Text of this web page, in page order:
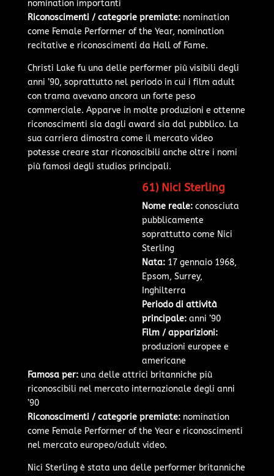
nomination importanti
Riconoscimenti / categorie premiate:nomination
come Female Performer of the Year, nomination
recitative e riconoscimenti da Hall of Fame.
Christi Lake fu una delle performer più visibili degli
anni ’90, soprattutto nel periodo in cui i film adult
con trama avevano ancora un forte peso
commerciale. Apparve in molte produzioni e ottenne
riconoscimenti sia dagli award sia dal pubblico. La
sua carriera dimostra come il mercato video
potesse creare star riconoscibili anche oltre i nomi
più famosi degli studios principali.
61) Nici Sterling
Nome reale:conosciuta
pubblicamente
soprattutto come Nici
Sterling
Nata:17 gennaio 1968,
Epsom, Surrey,
Inghilterra
Periodo di attività
principale:anni ’90
Film / apparizioni:
produzioni europee e
americane
Famosa per:una delle attrici britanniche più
riconoscibili nel mercato internazionale degli anni
’90
Riconoscimenti / categorie premiate:nomination
come Female Performer of the Year e riconoscimenti
nel mercato europeo/adult video.
Nici Sterling è stata una delle performer britanniche